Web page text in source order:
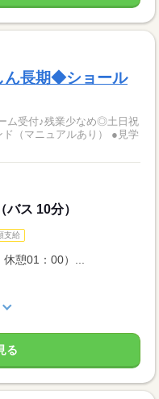
ん長期◆ショール
ム受付♪残業少なめ◎土日祝
ス 10分）
支給
憩01：00）...
る